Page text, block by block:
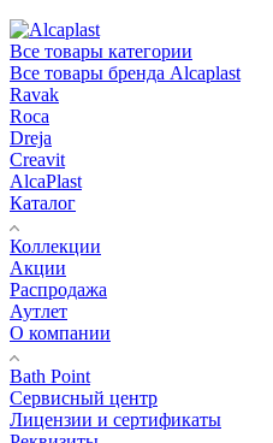
Все товары категории
Все товары бренда Alcaplast
Ravak
Roca
Dreja
Creavit
AlcaPlast
Каталог
Коллекции
Акции
Распродажа
Аутлет
О компании
Bath Point
Сервисный центр
Лицензии и сертификаты